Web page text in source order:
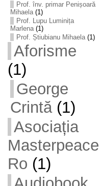
Prof. înv. primar Penișoară
Mihaela(1)
Prof. Lupu Luminița
Marlena(1)
Prof. Știubianu Mihaela(1)
Aforisme
(1)
George
Crintă(1)
Asociația
Masterpeace
Ro (1)